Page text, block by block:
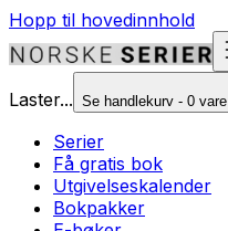
Hopp til hovedinnhold
Laster... Se handlekurv - 0 vare
Serier
Få gratis bok
Utgivelseskalender
Bokpakker